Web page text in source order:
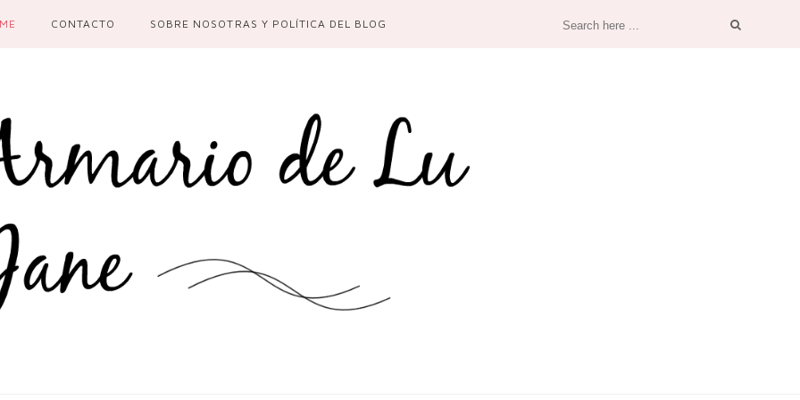
CONTACTO SOBRE NOSOTRAS Y POLÍTICA DEL BLOG